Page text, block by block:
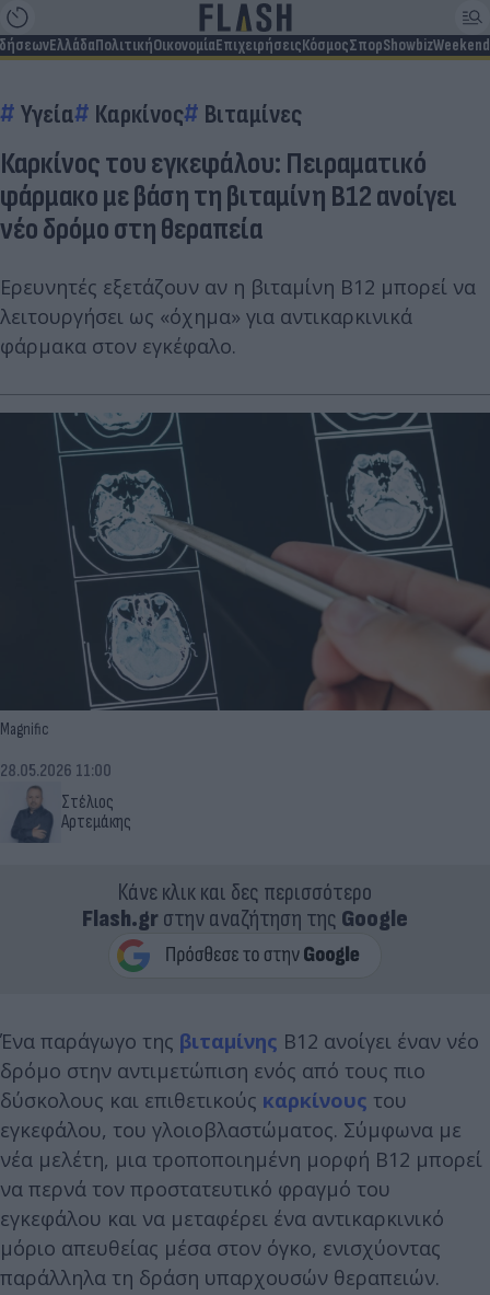
ΕλλάδαΠολιτικήΟικονομίαΕπιχειρήσειςΚόσμοςΣπορShowbizWeekend
Υγεία Καρκίνος Βιταμίνες
Καρκίνος του εγκεφάλου: Πειραματικό
φάρμακο με βάση τη βιταμίνη Β12 ανοίγει
νέο δρόμο στη θεραπεία
Ερευνητές εξετάζουν αν η βιταμίνη Β12 μπορεί να
λειτουργήσει ως «όχημα» για αντικαρκινικά
φάρμακα στον εγκέφαλο.
Magnific
Στέλιος
Αρτεμάκης
28.05.2026 11:00
Κάνε κλικ και δες περισσότερο
Flash.grστην αναζήτηση της Google
Ένα παράγωγο της βιταμίνης Β12 ανοίγει έναν νέο
δρόμο στην αντιμετώπιση ενός από τους πιο
δύσκολους και επιθετικούς καρκίνους του
εγκεφάλου, του γλοιοβλαστώματος. Σύμφωνα με
νέα μελέτη, μια τροποποιημένη μορφή Β12 μπορεί
να περνά τον προστατευτικό φραγμό του
εγκεφάλου και να μεταφέρει ένα αντικαρκινικό
μόριο απευθείας μέσα στον όγκο, ενισχύοντας
παράλληλα τη δράση υπαρχουσών θεραπειών.